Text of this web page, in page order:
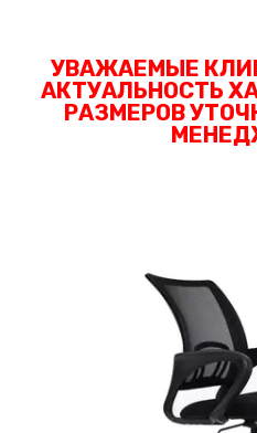
УВАЖАЕМЫЕ
АКТУАЛЬНОСТЬ
РАЗМЕРОВ